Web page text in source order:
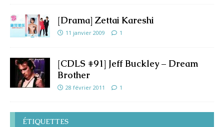
[Drama] Zettai Kareshi
11 janvier 2009 1
[CDLS #91] Jeff Buckley – Dream
Brother
28 février 2011 1
ÉTIQUETTES